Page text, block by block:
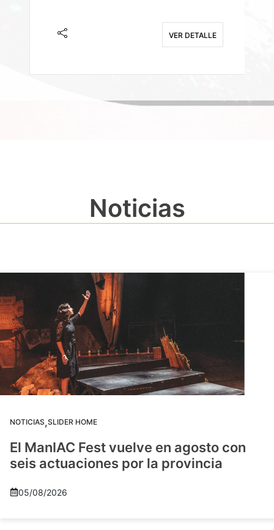
VER DETALLE
Noticias
NOTICIAS,SLIDER HOME
El ManIAC Fest vuelve en agosto con
seis actuaciones por la provincia
05/08/2026